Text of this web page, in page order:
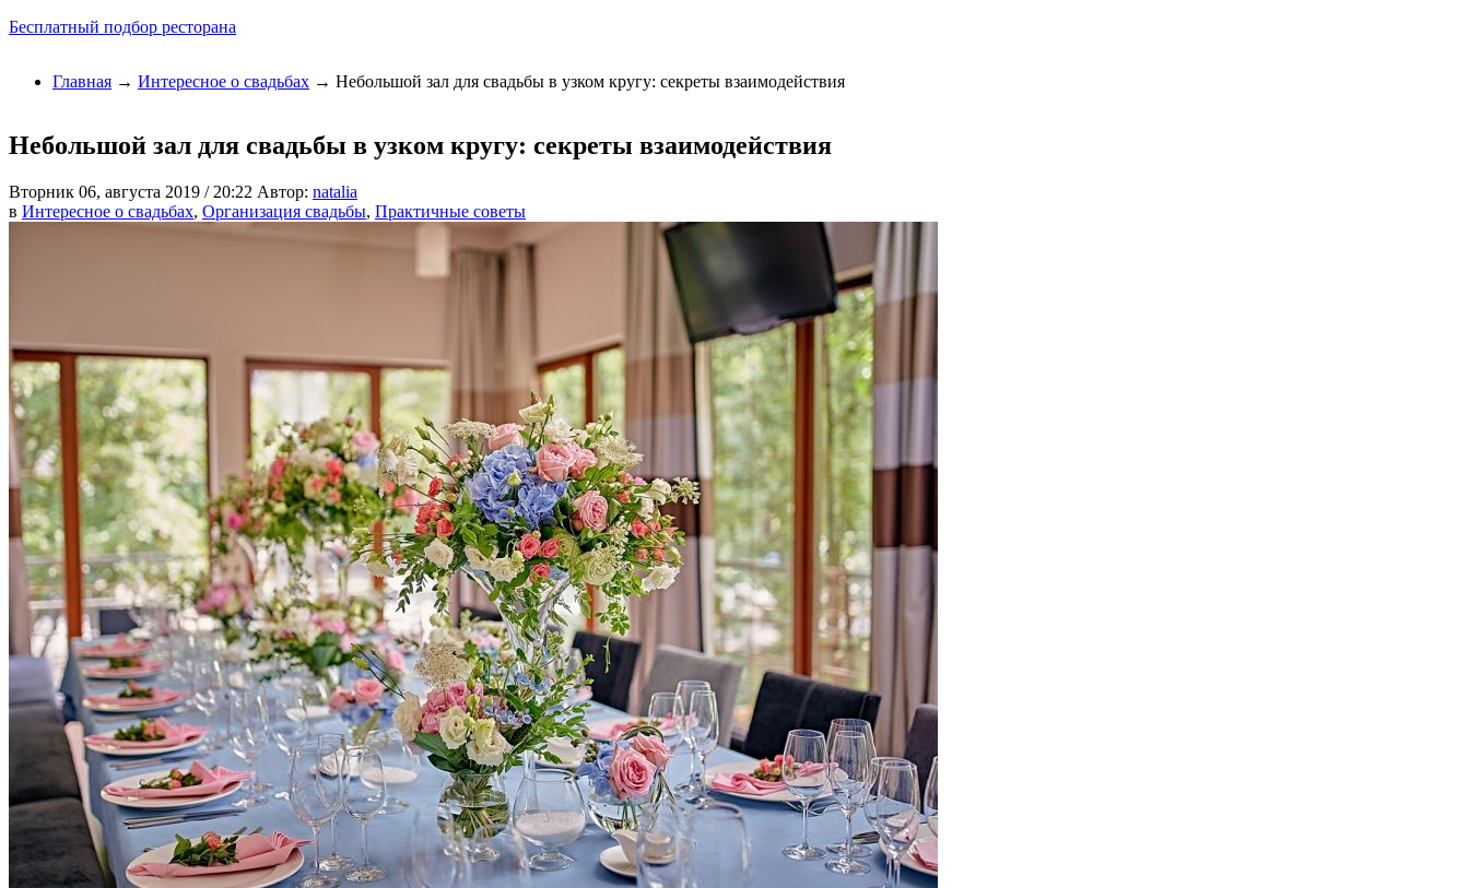
Бесплатный подбор ресторана
Главная → Интересное о свадьбах → Небольшой зал для свадьбы в узком кругу: секреты взаимодействия
Небольшой зал для свадьбы в узком кругу: секреты взаимодействия
Вторник 06, августа 2019 / 20:22 Автор: natalia
в Интересное о свадьбах, Организация свадьбы, Практичные советы